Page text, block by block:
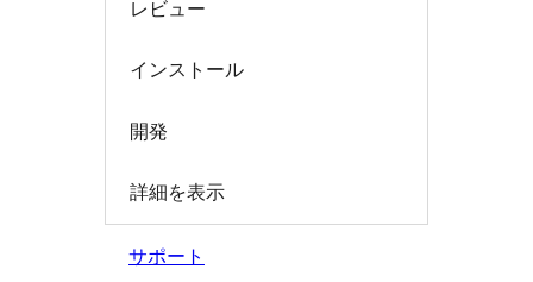
レビュー
インストール
開発
詳細を表示
サポート